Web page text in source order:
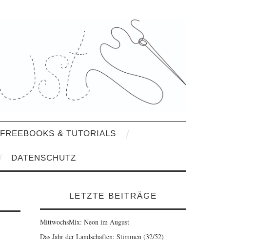
FREEBOOKS & TUTORIALS
DATENSCHUTZ
LETZTE BEITRÄGE
MittwochsMix: Neon im August
Das Jahr der Landschaften: Stimmen (32/52)